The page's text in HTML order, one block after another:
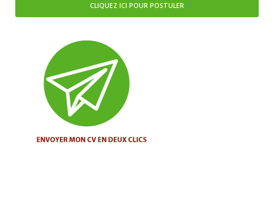
CLIQUEZ ICI POUR POSTULER